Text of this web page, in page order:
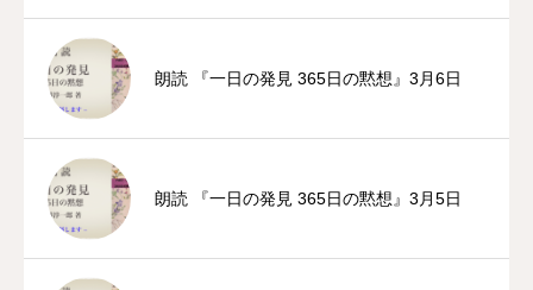
朗読 『一日の発見 365日の黙想』3月6日
朗読 『一日の発見 365日の黙想』3月5日